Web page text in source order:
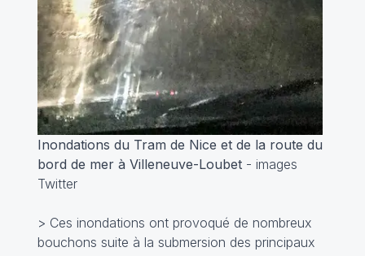
Inondations du Tram de Nice et de la route du
bord de mer à Villeneuve-Loubet- images
Twitter
> Ces inondations ont provoqué de nombreux
bouchons suite à la submersion des principaux